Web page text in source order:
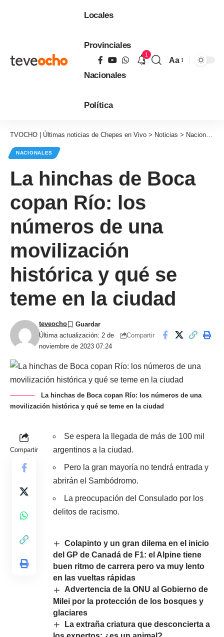
Locales
Provinciales
Nacionales
Política
1
Aa
TVOCHO | Últimas noticias de Chepes en Vivo > Noticias > Nacionales
NACIONALES
La hinchas de Boca
copan Río: los
números de una
movilización
histórica y qué se
teme en la ciudad
Última actualización: 2 de
noviembre de 2023 07:24
teveocho
Compartir
La hinchas de Boca copan Río: los números de una
movilización histórica y qué se teme en la ciudad
Compartir
Se espera la llegada de más de 100 mil
argentinos a la ciudad.
Pero la gran mayoría no tendrá entrada y
abrirán el Sambódromo.
La preocupación del Consulado por los
delitos de racismo.
Colapinto y un gran dilema en el inicio
del GP de Canadá de F1: el Alpine tiene
buen ritmo de carrera pero va muy lento
en las vueltas rápidas
Advertencia de la ONU al Gobierno de
Milei por la protección de los bosques y
glaciares
La extraña criatura que desconcierta a